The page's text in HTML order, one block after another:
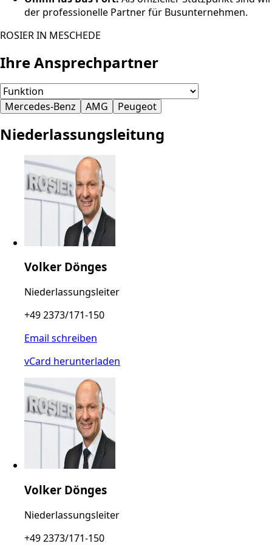
der professionelle Partner für Busunternehmen.
ROSIER IN MESCHEDE
Ihre Ansprechpartner
Mercedes-Benz AMG Peugeot
Niederlassungsleitung
Volker Dönges
Niederlassungsleiter
+49 2373/171-150
Email schreiben
vCard herunterladen
Volker Dönges
Niederlassungsleiter
+49 2373/171-150